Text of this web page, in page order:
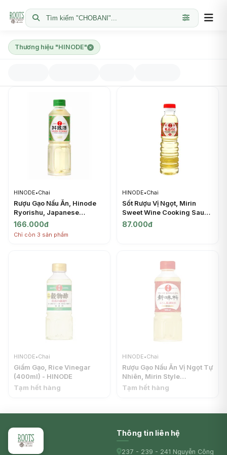
Tìm kiếm "CHOBANI"...
Thương hiệu "HINODE"
HINODE•Chai
Rượu Gạo Nấu Ăn, Hinode
Ryorishu, Japanese
Cooking Sauce (500ml) -
HINODE
166.000đ
Chỉ còn 3 sản phẩm
HINODE•Chai
Sốt Rượu Vị Ngọt, Mirin
Sweet Wine Cooking Sauce
(320ml) - HINODE
87.000đ
HINODE•Chai
Giấm Gạo, Rice Vinegar
(400ml) - HINODE
Tạm hết hàng
HINODE•Chai
Rượu Gạo Nấu Ăn Vị Ngọt Tự
Nhiên, Mirin Style
Seasoning, Rice Cooking
Tạm hết hàng
Thông tin liên hệ
237 - 239 - 241 Nguyễn Công